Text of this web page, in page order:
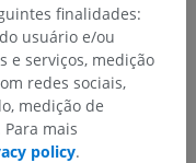
finalidades:
usuário e/ou
e serviços, medição
redes sociais,
medição de
mais
policy.